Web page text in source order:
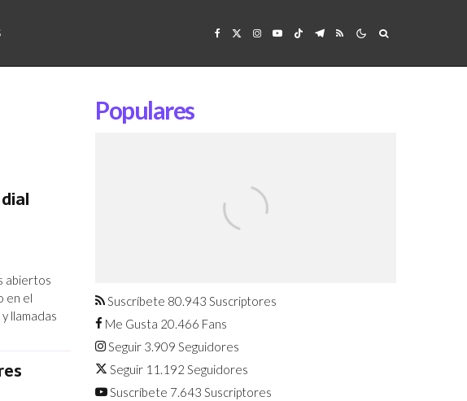
abiertos
en el
llamadas
Populares
agosto
Suscríbete 80.943 Suscriptores
Me Gusta 20.466 Fans
Seguir 3.909 Seguidores
Seguir 11.192 Seguidores
Suscríbete 7.643 Suscriptores